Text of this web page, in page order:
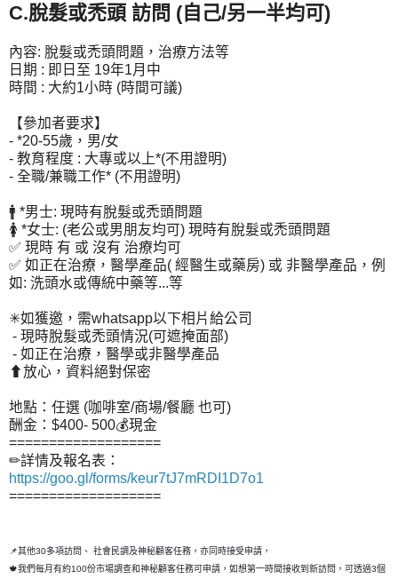
C.脫髮或禿頭 訪問 (自己/另一半均可)
內容: 脫髮或禿頭問題，治療方法等
日期 : 即日至 19年1月中
時間 : 大約1小時 (時間可議)
【參加者要求】
- *20-55歲，男/女
- 教育程度 : 大專或以上*(不用證明)
- 全職/兼職工作* (不用證明)
🚹 *男士: 現時有脫髮或禿頭問題
🚺 *女士: (老公或男朋友均可) 現時有脫髮或禿頭問題
✅ 現時 有 或 沒有 治療均可
✅ 如正在治療，醫學產品( 經醫生或藥房) 或 非醫學產品，例
如: 洗頭水或傳統中藥等...等
✳如獲邀，需whatsapp以下相片給公司
- 現時脫髮或禿頭情況(可遮掩面部)
- 如正在治療，醫學或非醫學產品
⬆放心，資料絕對保密
地點：任選 (咖啡室/商場/餐廳 也可)
酬金：$400- 500💰現金
===================
✏詳情及報名表：
https://goo.gl/forms/keur7tJ7mRDI1D7o1
===================
📌其他30多項訪問、 社會民調及神秘顧客任務，亦同時接受申請，
🍁我們每月有約100份市場調查和神秘顧客任務可申請，如想第一時間接收到新訪問，可透過3個